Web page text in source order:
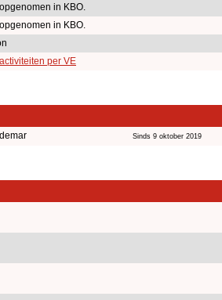
in KBO.
in KBO.
per VE
Sinds 9 oktober 2019